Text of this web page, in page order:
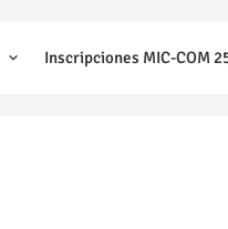
Inscripciones MIC-COM